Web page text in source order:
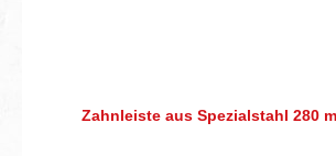
Zahnleiste aus Spezialstahl 280